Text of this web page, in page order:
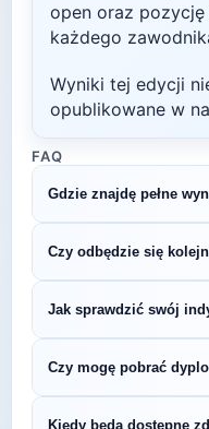
open oraz
każdego
Wyniki tej edycji
opublikowane w
FAQ
Gdzie znajdę pełne
stronie internetowej
LiveTracking,
Czy odbędzie się
Śledź stronę
by być na bieżąco z
Kukuczki - 5km.
Jak sprawdzić swój
organizatora lub
bibie startowym.
Czy mogę pobrać
Kiedy będą dostępne